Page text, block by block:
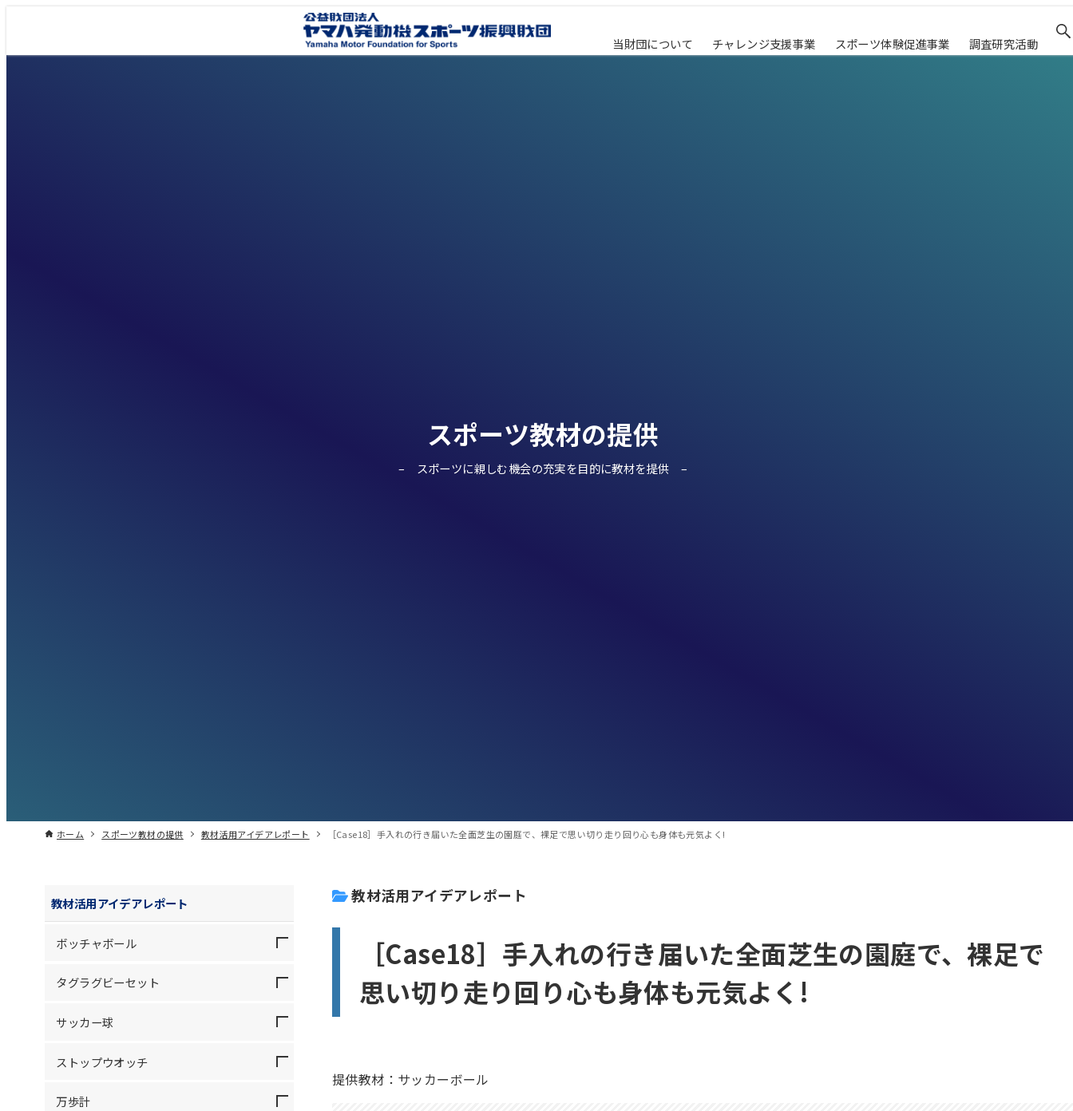
当財団について チャレンジ支援事業 スポーツ体験促進事業 調査研究活動
スポーツ教材の提供
スポーツに親しむ機会の充実を目的に教材を提供
ホーム スポーツ教材の提供 教材活用アイデアレポート ［Case18］手入れの行き届いた全面芝生の園庭で、裸足で思い切り走り回り心も身体も元気よく!
教材活用アイデアレポート
［Case18］手入れの行き届いた全面芝生の園庭で、裸足で
思い切り走り回り心も身体も元気よく!
提供教材：サッカーボール
教材活用アイデアレポート
ボッチャボール
タグラグビーセット
サッカー球
ストップウオッチ
万歩計